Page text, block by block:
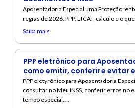
Aposentadoria Especial uma Proteção:
regras de 2026, PPP, LTCAT, cálculo e o
Saiba mais
PPP eletrônico para
como emitir, conferir e evitar
PPP eletyrônico para Aposentadoria
consultar no Meu INSS, conferir erros no
tempo especial. ...